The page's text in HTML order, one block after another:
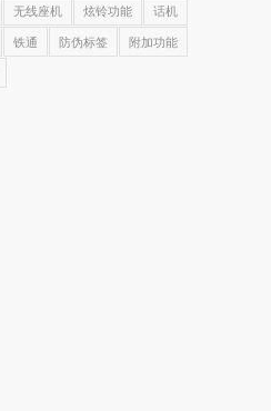
无线座机 炫铃功能
话机
铁通 防伪标签
附加功能